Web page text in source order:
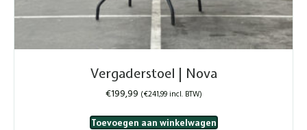
Vergaderstoel | Nova
€199,99 (€241,99incl. BTW)
Toevoegen aan winkelwagen